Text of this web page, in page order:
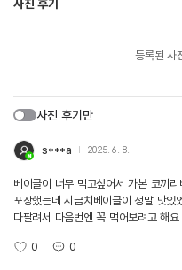
사진 후기
등록된 사
사진 후기만
s***a 2025. 6. 8.
베이글이 너무 먹고싶어서 가본 코끼
포장했는데 시금치베이글이 정말 맛있
다팔려서 다음번엔 꼭 먹어보려고 해
0 0